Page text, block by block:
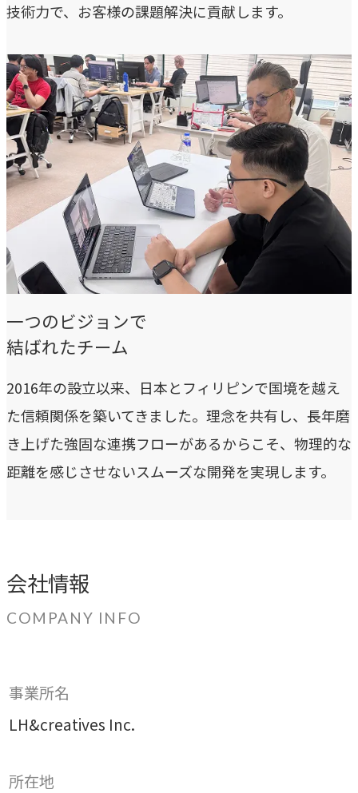
企業情報
ライオンハートの会社概要、歴史、そしてメンバーをご紹
介します。
会社概要
ライオンハートの基本情報
LH&creatives Inc.
グループ会社（海外拠点）の紹介
役員紹介
経営チームの紹介
CASE
事例紹介
NEWS
BLOG
お問い合わせ
技術力で、お客様の課題解決に貢献します。
一つのビジョンで
結ばれたチーム
2016年の設立以来、日本とフィリピンで国境を越え
た信頼関係を築いてきました。理念を共有し、長年磨
き上げた強固な連携フローがあるからこそ、物理的な
距離を感じさせないスムーズな開発を実現します。
会社情報
COMPANY INFO
事業所名
LH&creatives Inc.
所在地